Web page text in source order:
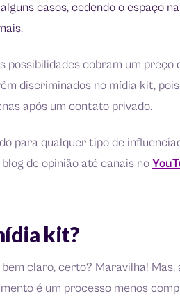
casos, cedendo o espaço
possibilidades cobram um
discriminados no mídia kit,
após um contato privado.
para qualquer tipo de
de opinião até canais no
kit?
claro, certo? Maravilha!
é um processo menos